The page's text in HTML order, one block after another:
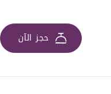
حجز الآن